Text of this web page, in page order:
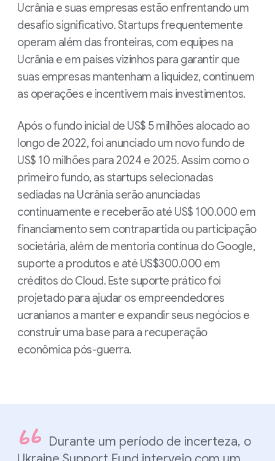
Ucrânia e suas empresas estão enfrentando um
desafio significativo. Startups frequentemente
operam além das fronteiras, com equipes na
Ucrânia e em países vizinhos para garantir que
suas empresas mantenham a liquidez, continuem
as operações e incentivem mais investimentos.
Após o fundo inicial de US$ 5 milhões alocado ao
longo de 2022, foi anunciado um novo fundo de
US$ 10 milhões para 2024 e 2025. Assim como o
primeiro fundo, as startups selecionadas
sediadas na Ucrânia serão anunciadas
continuamente e receberão até US$ 100.000 em
financiamento sem contrapartida ou participação
societária, além de mentoria contínua do Google,
suporte a produtos e até US$300.000 em
créditos do Cloud. Este suporte prático foi
projetado para ajudar os empreendedores
ucranianos a manter e expandir seus negócios e
construir uma base para a recuperação
econômica pós-guerra.
Durante um período de incerteza, o